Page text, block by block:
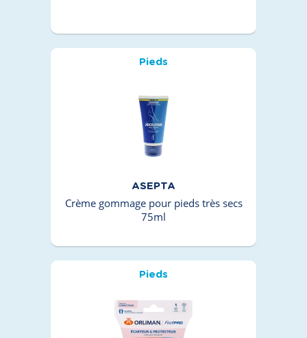
Pieds
ASEPTA
Crème gommage pour pieds très secs
75ml
Pieds